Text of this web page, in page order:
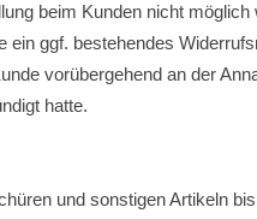
beim Kunden nicht
ggf. bestehendes
vorübergehend an der
hatte.
und sonstigen Artikeln